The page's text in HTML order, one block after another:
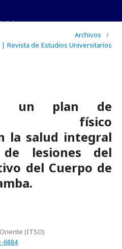
Archivos
/
| Revista de Estudios Universitarios
un plan de
físico
la salud integral
lesiones del
del Cuerpo de
(ITSO)
6884